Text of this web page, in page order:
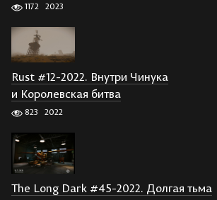
1172 2023
Rust #12-2022. Внутри Чинука
и Королевская битва
823 2022
The Long Dark #45-2022. Долгая тьма